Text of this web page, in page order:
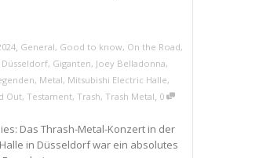
, General, Good to know, On the Road,
Düsseldorf, Giganten, Joey Belladonna,
, Metal, Mitsubishi Electric Halle,
Out, Testament, Trash, Trash Metal, 0
Das Thrash-Metal-Konzert in der
in Düsseldorf war ein absolutes